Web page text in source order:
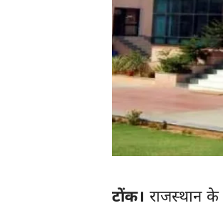
टोंक। राजस्थान के